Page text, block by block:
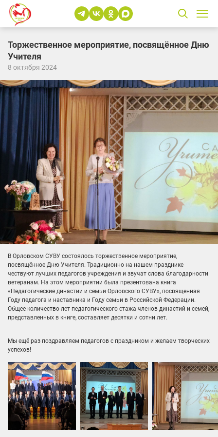
Торжественное мероприятие, посвящённое Дню
Учителя
8 октября 2024
В Орловском СУВУ состоялось торжественное мероприятие,
посвящённое Дню Учителя. Традиционно на нашем празднике
чествуют лучших педагогов учреждения и звучат слова благодарности
ветеранам. На этом мероприятии была презентована книга
«Педагогические династии и семьи Орловского СУВУ», посвященная
Году педагога и наставника и Году семьи в Российской Федерации.
Общее количество лет педагогического стажа членов династий и семей,
представленных в книге, составляет десятки и сотни лет.
Мы ещё раз поздравляем педагогов с праздником и желаем творческих
успехов!